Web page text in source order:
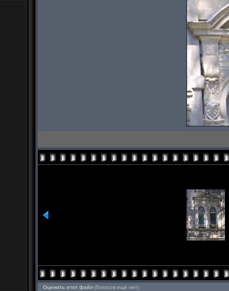
Оценить этот файл (Голосов ещё нет)